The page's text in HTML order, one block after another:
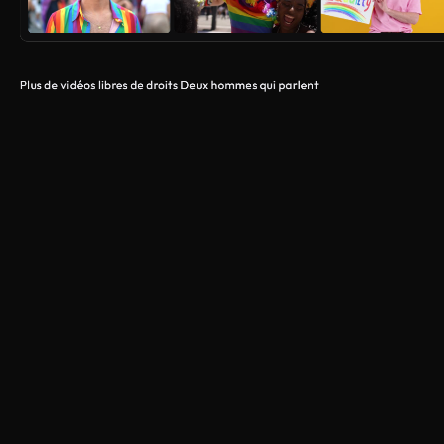
Plus de vidéos libres de droits Deux hommes qui parlent